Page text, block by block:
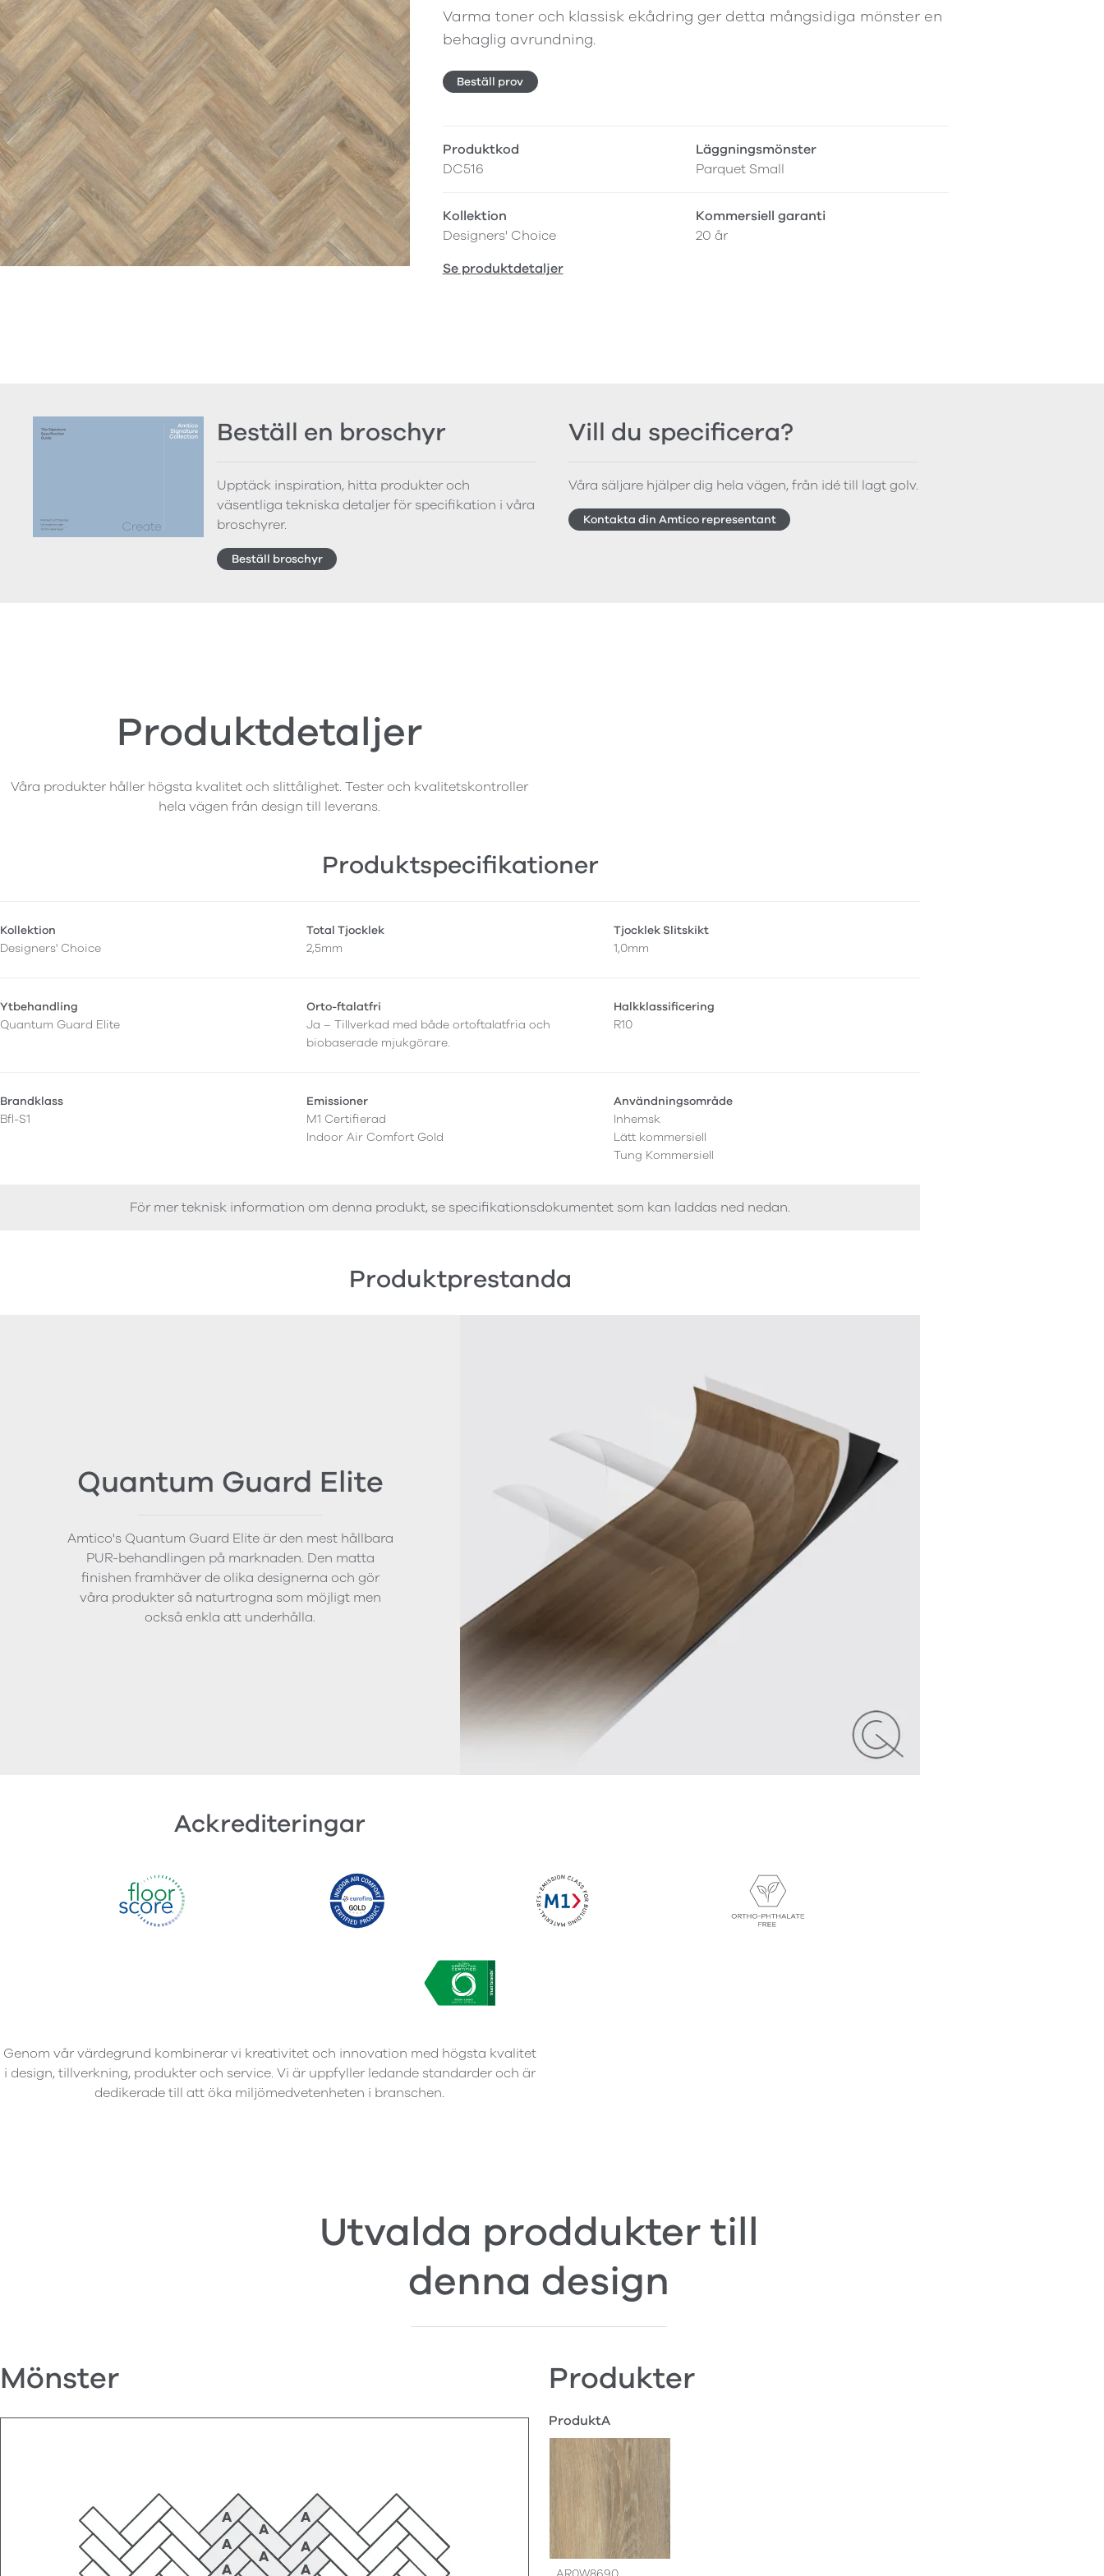
Varma toner och klassisk ekådring ger detta mångsidiga mönster en
behaglig avrundning.
Beställ prov
Produktkod
DC516
Läggningsmönster
Parquet Small
Kollektion
Designers' Choice
Kommersiell garanti
20 år
Se produktdetaljer
Beställ en broschyr
Upptäck inspiration, hitta produkter och
väsentliga tekniska detaljer för specifikation i våra
broschyrer.
Beställ broschyr
Vill du specificera?
Våra säljare hjälper dig hela vägen, från idé till lagt golv.
Kontakta din Amtico representant
Produktdetaljer
Våra produkter håller högsta kvalitet och slittålighet. Tester och kvalitetskontroller
hela vägen från design till leverans.
Produktspecifikationer
Kollektion
Designers' Choice
Total Tjocklek
2,5mm
Tjocklek Slitskikt
1,0mm
Ytbehandling
Quantum Guard Elite
Orto-ftalatfri
Ja – Tillverkad med både ortoftalatfria och
biobaserade mjukgörare.
Halkklassificering
R10
Brandklass
Bfl-S1
Emissioner
M1 Certifierad
Indoor Air Comfort Gold
Användningsområde
Inhemsk
Lätt kommersiell
Tung Kommersiell
För mer teknisk information om denna produkt, se specifikationsdokumentet som kan laddas ned nedan.
Produktprestanda
Quantum Guard Elite
Amtico's Quantum Guard Elite är den mest hållbara
PUR-behandlingen på marknaden. Den matta
finishen framhäver de olika designerna och gör
våra produkter så naturtrogna som möjligt men
också enkla att underhålla.
Ackrediteringar
Genom vår värdegrund kombinerar vi kreativitet och innovation med högsta kvalitet
i design, tillverkning, produkter och service. Vi är uppfyller ledande standarder och är
dedikerade till att öka miljömedvetenheten i branschen.
Utvalda proddukter till
denna design
Mönster Produkter
ProduktA